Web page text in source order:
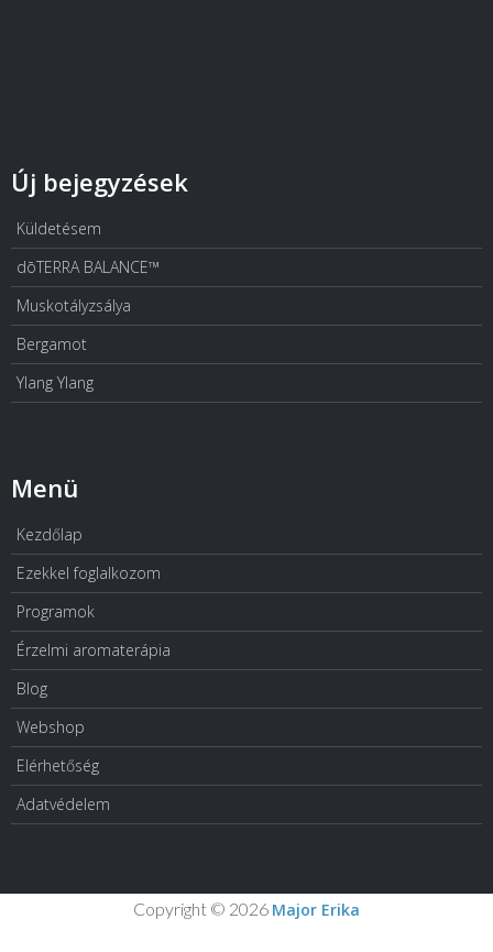
Új bejegyzések
Küldetésem
dōTERRA BALANCE™
Muskotályzsálya
Bergamot
Ylang Ylang
Menü
Kezdőlap
Ezekkel foglalkozom
Programok
Érzelmi aromaterápia
Blog
Webshop
Elérhetőség
Adatvédelem
Copyright © 2026 Major Erika